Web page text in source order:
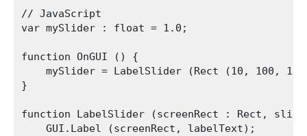
// JavaScript
var mySlider : float = 1.0;
function OnGUI () {
mySlider = LabelSlider (Rect (10, 100,
}
function LabelSlider (screenRect : Rect,
    GUI.Label (screenRect, labelText);